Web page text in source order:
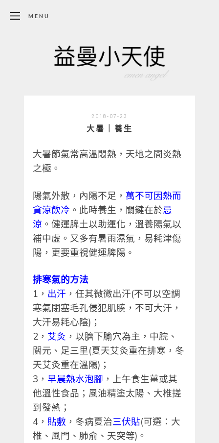
MENU
2018-07-23
大暑｜養生
大暑節氣常高溫悶熱， 天地之間炎熱
之極。
陽氣外散，內陽不足， 萬不可因熱而
貪涼飲冷 。此時養生，關鍵在於忌
涼 。健運脾土以助運化，溫養陽氣以
補中虛。 又多有暑雨濕氣，易耗津傷
陽，更要重視健運脾陽 。
排寒氣的方法
1 ， 出汗 ，任其微微出汗(不可以空調
寒氣閉塞毛孔侵犯肌腠，不可大汗，
大汗易耗心陰) ；
2 ， 艾灸 ，以臍下腧穴為主，中脘、
關元、足三里(夏天艾灸重在排寒，冬
天艾灸重在溫陽) ；
3 ， 早晨熱水泡腳 ，上午食生薑或其
他溫性食品；風油精塗太陽、大椎搓
到發熱；
4 ， 貼敷 ，冬病夏治三伏貼(可選：大
椎、風門、肺俞、天突等) 。